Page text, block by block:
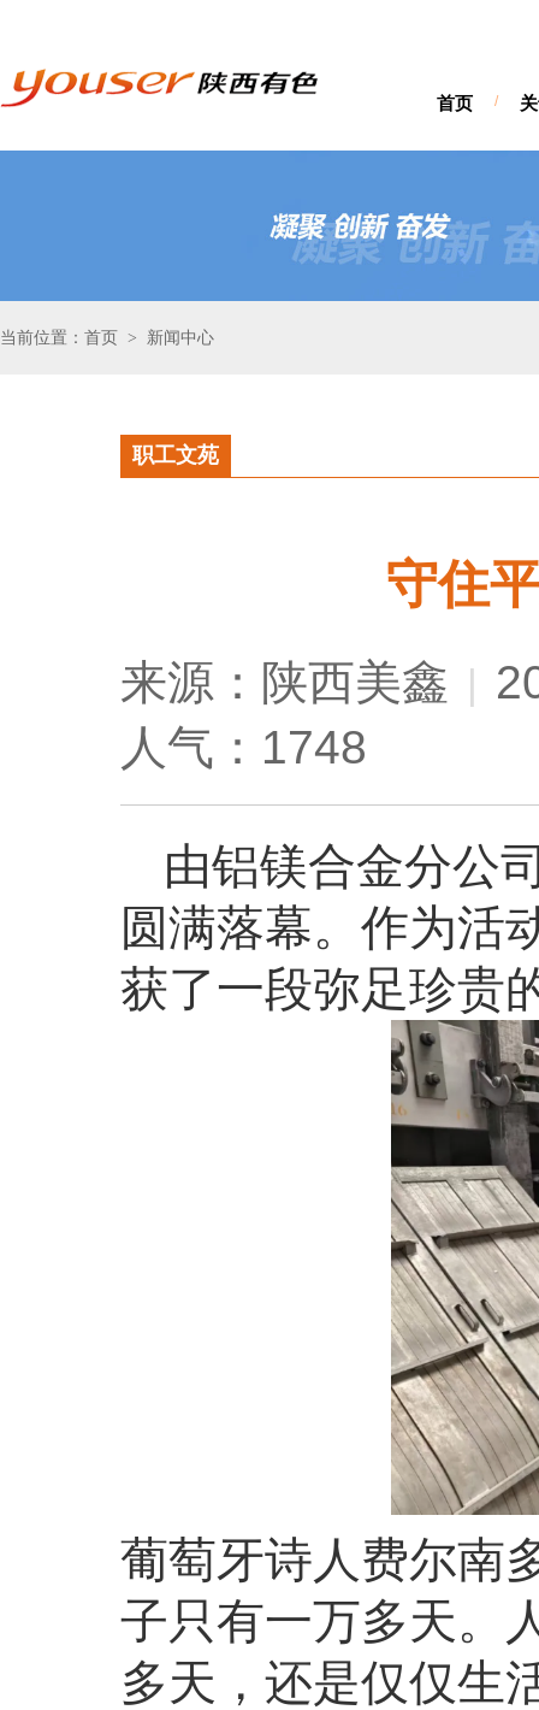
首页 /
当前位置：首页 > 新闻中心
职工文苑
守住
来源：陕西美鑫 |
人气：1748
由铝镁合金分公
圆满落幕。作为活
获了一段弥足珍贵
葡萄牙诗人费尔南
子只有一万多天。
多天，还是仅仅生